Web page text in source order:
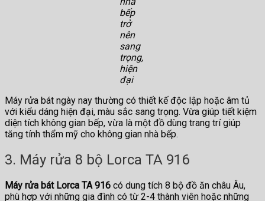
bếp
trở
nên
sang
trọng,
hiện
đại
Máy rửa bát ngày nay thường có thiết kế độc lập hoặc âm tủ
với kiểu dáng hiện đại, màu sắc sang trọng. Vừa giúp tiết kiệm
diện tích không gian bếp, vừa là một đồ dùng trang trí giúp
tăng tính thẩm mỹ cho không gian nhà bếp.
3. Máy rửa 8 bộ Lorca TA 916
Máy rửa bát Lorca TA 916 có dung tích 8 bộ đồ ăn châu Âu,
phù hợp với những gia đình có từ 2-4 thành viên hoặc những